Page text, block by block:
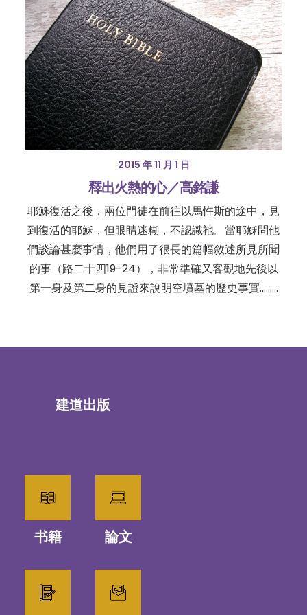
2015 年 11 月 1 日
釋出火熱的心／高銘謙
耶穌復活之後，兩位門徒在前往以馬忤斯的途中，見
到復活的耶穌，但眼睛迷糊，不認識祂。當耶穌問他
們談論甚麼事情，他們用了很長的篇幅敘述所見所聞
的事（路二十四19-24），非常準確又客觀地先後以
第一身及第二身的見證來說明空墳墓的歷史事實......…
建道出版
书籍 論文